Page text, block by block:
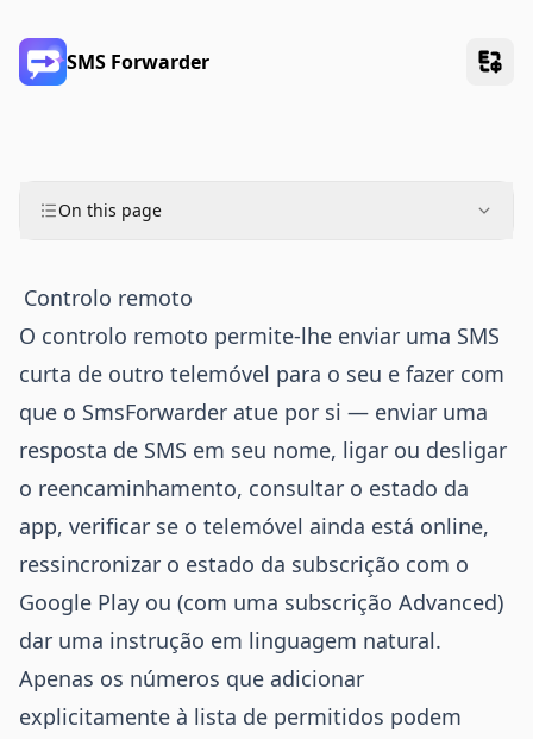
SMS Forwarder
On this page
Controlo remoto
O controlo remoto permite-lhe enviar uma SMS
curta de outro telemóvel para o seu e fazer com
que o SmsForwarder atue por si — enviar uma
resposta de SMS em seu nome, ligar ou desligar
o reencaminhamento, consultar o estado da
app, verificar se o telemóvel ainda está online,
ressincronizar o estado da subscrição com o
Google Play ou (com uma subscrição Advanced)
dar uma instrução em linguagem natural.
Apenas os números que adicionar
explicitamente à lista de permitidos podem